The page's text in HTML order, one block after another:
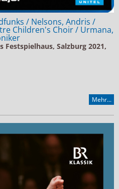
/ Nelsons, Andris /
Children's Choir / Urmana,
Festspielhaus, Salzburg 2021,
Mehr...